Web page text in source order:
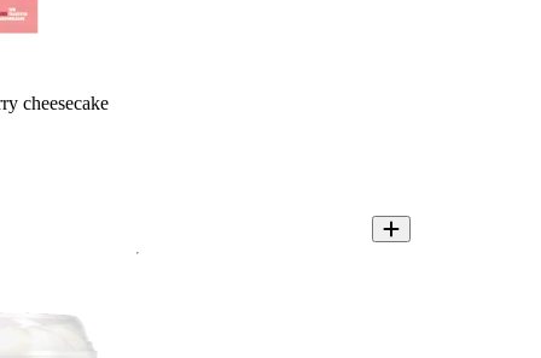
cheesecake